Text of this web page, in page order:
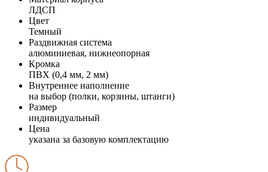
ЛДСП
Цвет
Темный
Раздвижная система
алюминиевая, нижнеопорная
Кромка
ПВХ (0,4 мм, 2 мм)
Внутреннее наполнение
на выбор (полки, корзины, штанги)
Размер
индивидуальный
Цена
указана за базовую комплектацию